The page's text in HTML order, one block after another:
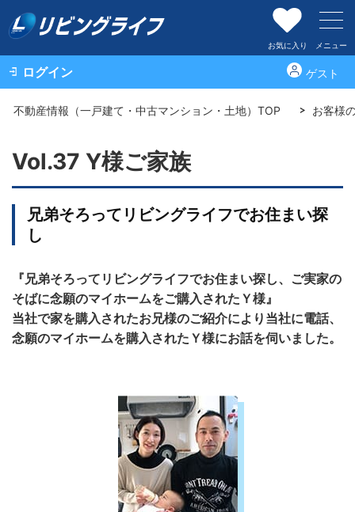
お気に入り メニュー
ログイン ゲスト
不動産情報（一戸建て・中古マンション・土地）TOP お客様
Vol.37 Y様ご家族
兄弟そろってリビングライフでお住まい探
し
『兄弟そろってリビングライフでお住まい探し、ご実家の
そばに念願のマイホームをご購入されたＹ様』
当社で家を購入されたお兄様のご紹介により当社に電話、
念願のマイホームを購入されたＹ様にお話を伺いました。